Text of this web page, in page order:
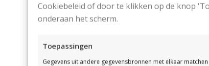
Cookiebeleid of door te klikken op de knop
onderaan het scherm.
Toepassingen
Gegevens uit andere gegevensbronnen met elkaar
Eekhoorn door Sara Kellner